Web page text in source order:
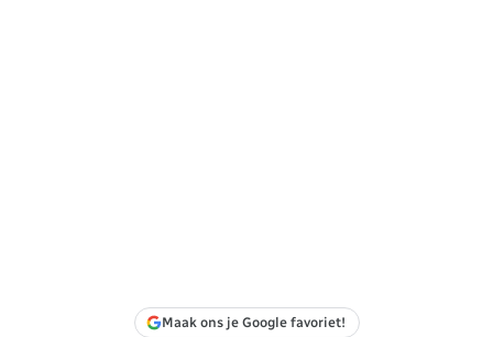
Maak ons je Google favoriet!